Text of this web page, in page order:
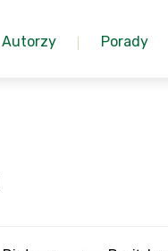
Autorzy Porady